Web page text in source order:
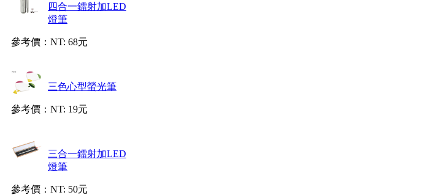
四合一鐳射加LED
燈筆
參考價： NT: 68元
三色心型螢光筆
參考價： NT: 19元
三合一鐳射加LED
燈筆
參考價： NT: 50元